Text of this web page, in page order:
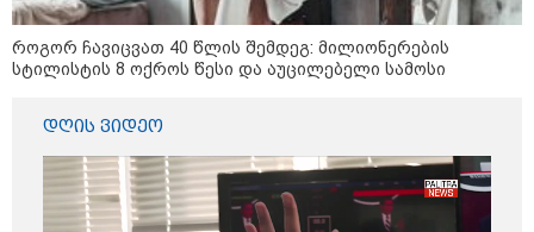
კატეგორიის ყველა სიახლე
როგორ ჩავიცვათ 40 წლის შემდეგ: მილიონერების
სტილისტის 8 ოქროს წესი და აუცილებელი სამოსი
დღის ვიდეო